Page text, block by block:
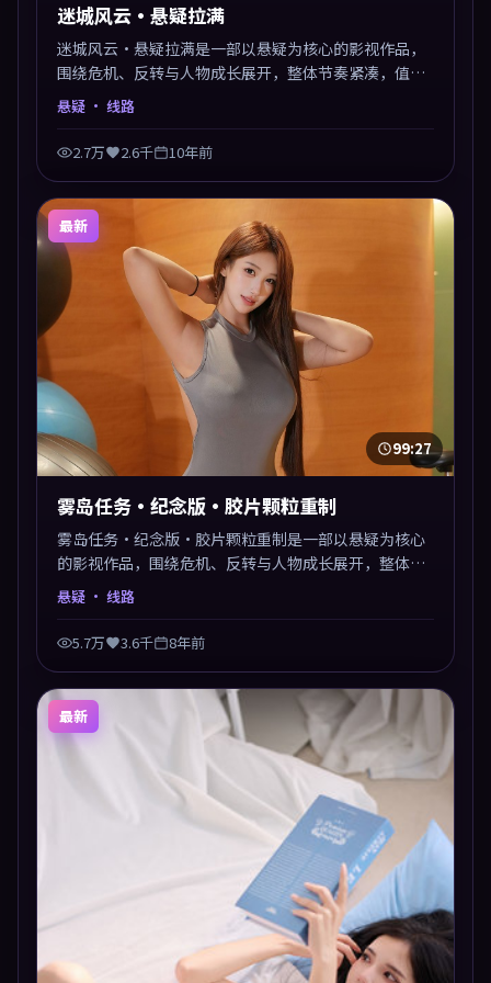
迷城风云·悬疑拉满
迷城风云·悬疑拉满是一部以悬疑为核心的影视作品，
围绕危机、反转与人物成长展开，整体节奏紧凑，值得
推荐观看。
悬疑 · 线路
2.7万 2.6千 10年前
最新
99:27
雾岛任务·纪念版·胶片颗粒重制
雾岛任务·纪念版·胶片颗粒重制是一部以悬疑为核心
的影视作品，围绕危机、反转与人物成长展开，整体节
奏紧凑，值得推荐观看。
悬疑 · 线路
5.7万 3.6千 8年前
最新